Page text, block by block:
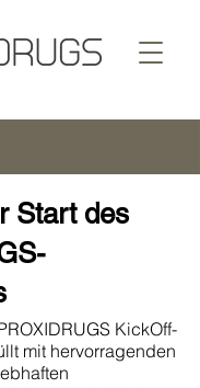
Start des
KickOff-
mit hervorragenden